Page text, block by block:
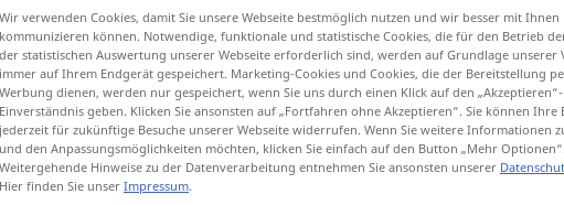
>
antippen)
Wir verwenden Cookies, damit Sie unsere Webseite bestmöglich nutzen und wir besser mit Ihnen
kommunizieren können. Notwendige, funktionale und statistische Cookies, die für den Betrieb
der statistischen Auswertung unserer Webseite erforderlich sind, werden auf Grundlage unserer
immer auf Ihrem Endgerät gespeichert. Marketing-Cookies und Cookies, die der Bereitstellung
Werbung dienen, werden nur gespeichert, wenn Sie uns durch einen Klick auf den
Einverständnis geben. Klicken Sie ansonsten auf „Fortfahren ohne Akzeptieren“. Sie können Ihre
jederzeit für zukünftige Besuche unserer Webseite widerrufen. Wenn Sie weitere Informationen
und den Anpassungsmöglichkeiten möchten, klicken Sie einfach auf den Button „Mehr Optionen“.
Weitergehende Hinweise zu der Datenverarbeitung entnehmen Sie ansonsten unserer
Hier finden Sie unser Impressum.